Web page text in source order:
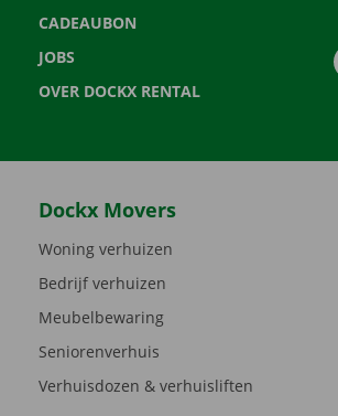
CADEAUBON
JOBS
OVER DOCKX RENTAL
Dockx Movers
Woning verhuizen
Bedrijf verhuizen
Meubelbewaring
Seniorenverhuis
Verhuisdozen & verhuisliften